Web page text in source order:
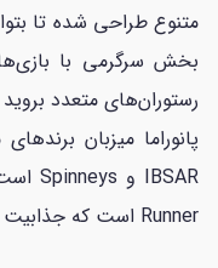
متنوع طراحی شده تا
بخش سرگرمی با
رستوران‌های متعدد
Runner است که جذابیت ویژه‌ای دارد.